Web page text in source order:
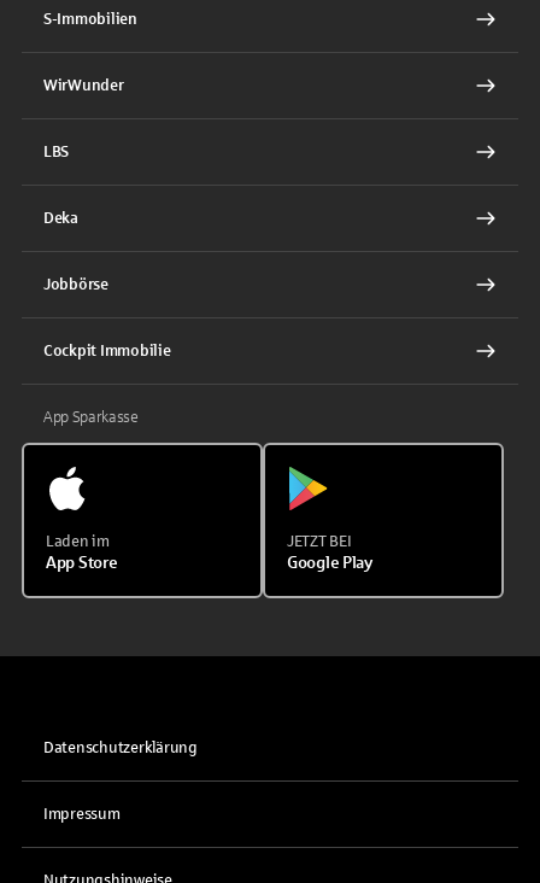
S-Immobilien
WirWunder
LBS
Deka
Jobbörse
Cockpit Immobilie
App Sparkasse
Laden im
App Store
JETZT BEI
Google Play
Datenschutzerklärung
Impressum